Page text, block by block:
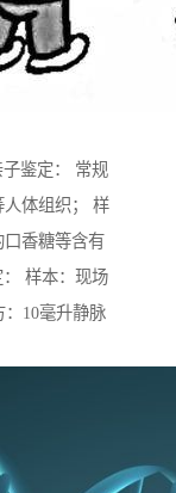
鉴定： 常规
体组织； 样
香糖等含有
样本：现场
10毫升静脉